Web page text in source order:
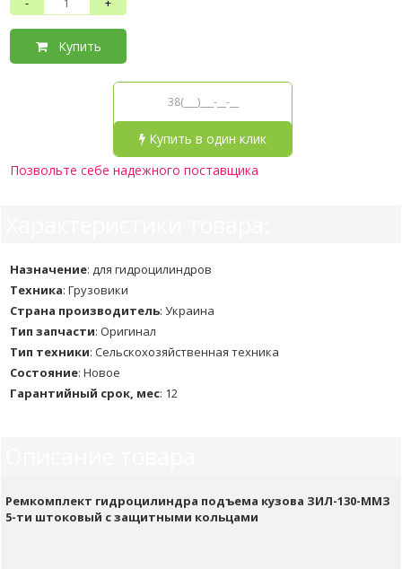
Купить
Купить в один клик
Позвольте себе надежного поставщика
Назначение: для гидроцилиндров
Техника: Грузовики
Страна производитель: Украина
Тип запчасти: Оригинал
Тип техники: Сельскохозяйственная техника
Состояние: Новое
Гарантийный срок, мес: 12
Ремкомплект гидроцилиндра подъема кузова ЗИЛ-130-ММЗ
5-ти штоковый с защитными кольцами